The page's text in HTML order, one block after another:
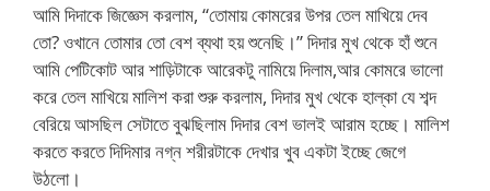
আমি দিদাকে জিজ্ঞেস করলাম, “তোমায় কোমরের উপর তেল মাখিয়ে দেব
তো? ওখানে তোমার তো বেশ ব্যথা হয় শুনেছি।” দিদার মুখ থেকে হাঁ শুনে
আমি পেটিকোট আর শাড়িটাকে আরেকটু নামিয়ে দিলাম,আর কোমরে ভালো
করে তেল মাখিয়ে মালিশ করা শুরু করলাম, দিদার মুখ থেকে হাল্কা যে শব্দ
বেরিয়ে আসছিল সেটাতে বুঝছিলাম দিদার বেশ ভালই আরাম হচ্ছে। মালিশ
করতে করতে দিদিমার নগ্ন শরীরটাকে দেখার খুব একটা ইচ্ছে জেগে
উঠলো।